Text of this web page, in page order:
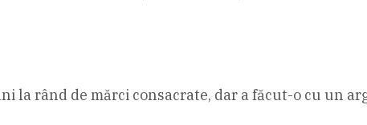
la rând de mărci consacrate, dar a făcut-o cu un